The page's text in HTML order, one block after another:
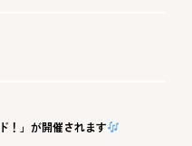
！」が開催されます